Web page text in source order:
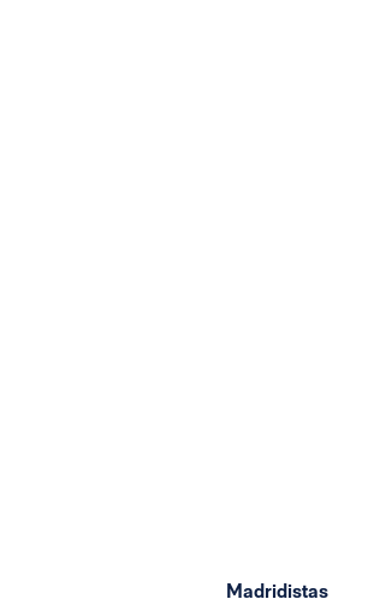
Madridistas